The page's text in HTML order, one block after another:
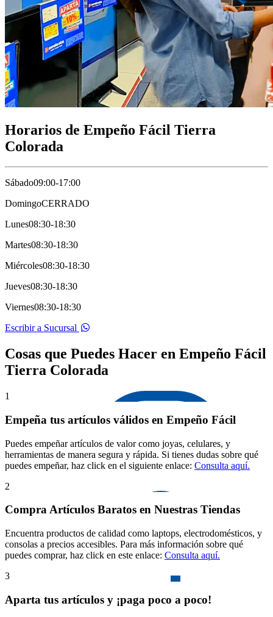
Horarios de Empeño Fácil Tierra
Colorada
Sábado09:00-17:00
DomingoCERRADO
Lunes08:30-18:30
Martes08:30-18:30
Miércoles08:30-18:30
Jueves08:30-18:30
Viernes08:30-18:30
Escribir a Sucursal
Cosas que Puedes Hacer en Empeño Fácil
Tierra Colorada
1
Empeña tus artículos válidos en Empeño Fácil
Puedes empeñar artículos de valor como joyas, celulares, y
herramientas de manera segura y rápida. Si tienes dudas sobre qué
puedes empeñar, haz click en el siguiente enlace: Consulta aquí.
2
Compra Artículos Baratos en Nuestras Tiendas
Encuentra productos de calidad como laptops, electrodomésticos, y
consolas a precios accesibles. Para más información sobre qué
puedes comprar, haz click en este enlace: Consulta aquí.
3
Aparta tus artículos y ¡paga poco a poco!